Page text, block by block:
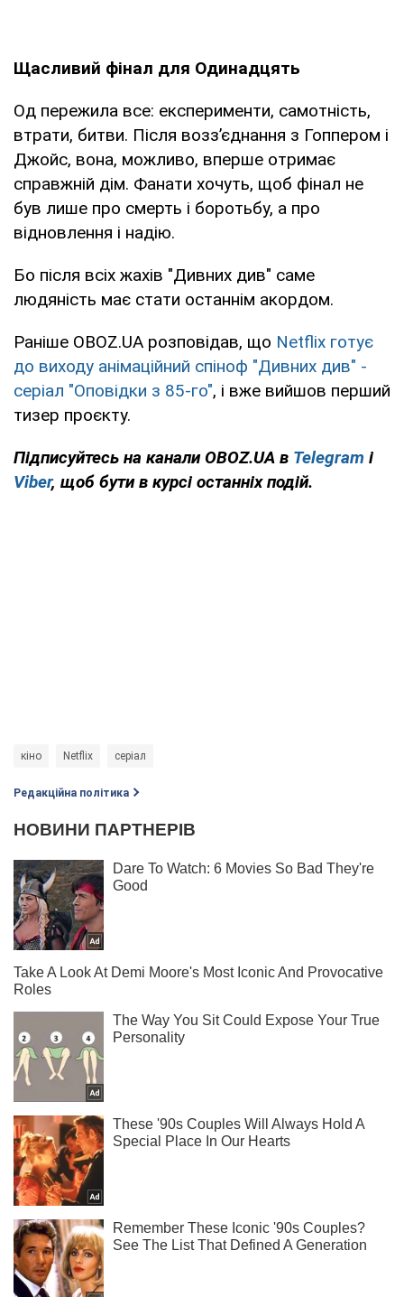
Щасливий фінал для Одинадцять
Од пережила все: експерименти, самотність,
втрати, битви. Після возз’єднання з Гоппером і
Джойс, вона, можливо, вперше отримає
справжній дім. Фанати хочуть, щоб фінал не
був лише про смерть і боротьбу, а про
відновлення і надію.
Бо після всіх жахів "Дивних див" саме
людяність має стати останнім акордом.
Раніше OBOZ.UA розповідав, що Netflix готує
до виходу анімаційний спіноф "Дивних див" -
серіал "Оповідки з 85-го", і вже вийшов перший
тизер проєкту.
Підписуйтесь на канали OBOZ.UA в Telegram і
Viber, щоб бути в курсі останніх подій.
кіно Netflix серіал
Редакційна політика